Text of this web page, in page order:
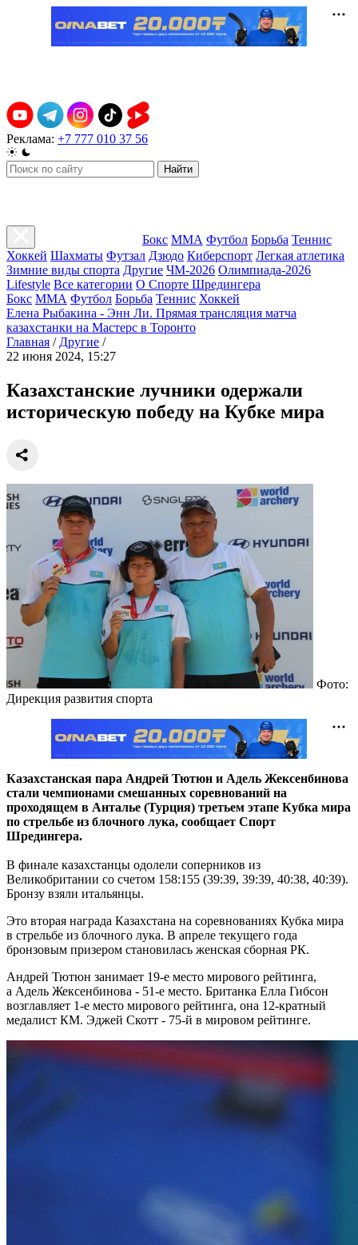
Реклама: +7 777 010 37 56
Найти
Бокс ММА Футбол Борьба Теннис
Хоккей Шахматы Футзал Дзюдо Киберспорт Легкая атлетика
Зимние виды спорта Другие ЧМ-2026 Олимпиада-2026
Lifestyle Все категории О Спорте Шредингера
Бокс ММА Футбол Борьба Теннис Хоккей
Елена Рыбакина - Энн Ли. Прямая трансляция матча
казахстанки на Мастерс в Торонто
Главная / Другие /
22 июня 2024, 15:27
Казахстанские лучники одержали
историческую победу на Кубке мира
Фото:
Дирекция развития спорта
Казахстанская пара Андрей Тютюн и Адель Жексенбинова
стали чемпионами смешанных соревнований на
проходящем в Анталье (Турция) третьем этапе Кубка мира
по стрельбе из блочного лука, сообщает Спорт
Шредингера.
В финале казахстанцы одолели соперников из
Великобритании со счетом 158:155 (39:39, 39:39, 40:38, 40:39).
Бронзу взяли итальянцы.
Это вторая награда Казахстана на соревнованиях Кубка мира
в стрельбе из блочного лука. В апреле текущего года
бронзовым призером становилась женская сборная РК.
Андрей Тютюн занимает 19-е место мирового рейтинга,
а Адель Жексенбинова - 51-е место. Британка Елла Гибсон
возглавляет 1-е место мирового рейтинга, она 12-кратный
медалист КМ. Эджей Скотт - 75-й в мировом рейтинге.